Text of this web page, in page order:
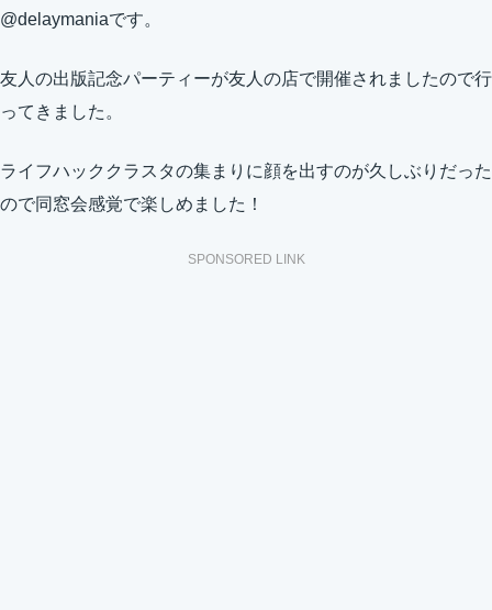
@delaymaniaです。
友人の出版記念パーティーが友人の店で開催されましたので行
ってきました。
ライフハッククラスタの集まりに顔を出すのが久しぶりだった
ので同窓会感覚で楽しめました！
SPONSORED LINK